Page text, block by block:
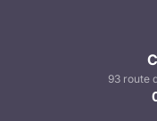
93 route